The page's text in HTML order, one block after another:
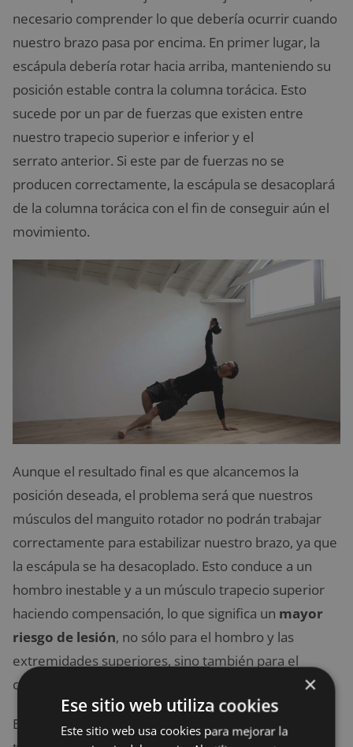
necesario comprender lo que debería ocurrir cuando
nuestro brazo pasa por encima. En primer lugar, la
escápula debería rotar hacia arriba, manteniendo su
posición estable contra la columna torácica. Esto
sucede por un par de fuerzas que existen entre
nuestro trapecio superior e inferior y el
serrato anterior. Si este par de fuerzas no se
producen correctamente, la escápula se desacoplará
de la columna torácica con el fin de conseguir aún el
movimiento.
Aunque el resultado final es que alcancemos la
posición deseada, el problema será que nuestros
músculos del manguito rotador no podrán trabajar
correctamente para estabilizar nuestro brazo, ya que
la escápula se ha desacoplado. Esto conduce a un
hombro inestable y a un músculo trapecio superior
haciendo compensación, lo que significa un mayor
riesgo de lesión, no sólo para el hombro y las
extremidades superiores, sino también para el
cuello.
Este movimiento integral es lo que hace un ejercicio
×
Ese sitio web utiliza cookies
Este sitio web usa cookies para mejorar la